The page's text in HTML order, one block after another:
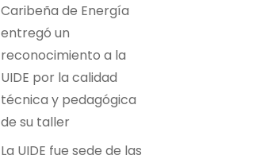
Caribeña de Energía
entregó un
reconocimiento a la
UIDE por la calidad
técnica y pedagógica
de su taller
La UIDE fue sede de las